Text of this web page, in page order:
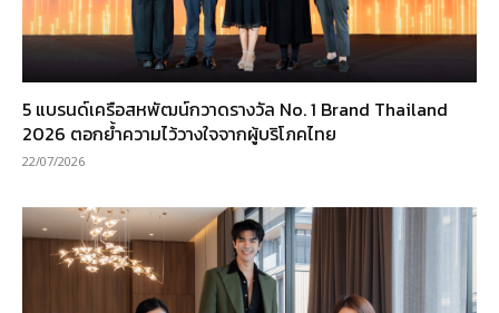
5 แบรนด์เครือสหพัฒน์กวาดรางวัล No. 1 Brand Thailand
2026 ตอกย้ำความไว้วางใจจากผู้บริโภคไทย
22/07/2026